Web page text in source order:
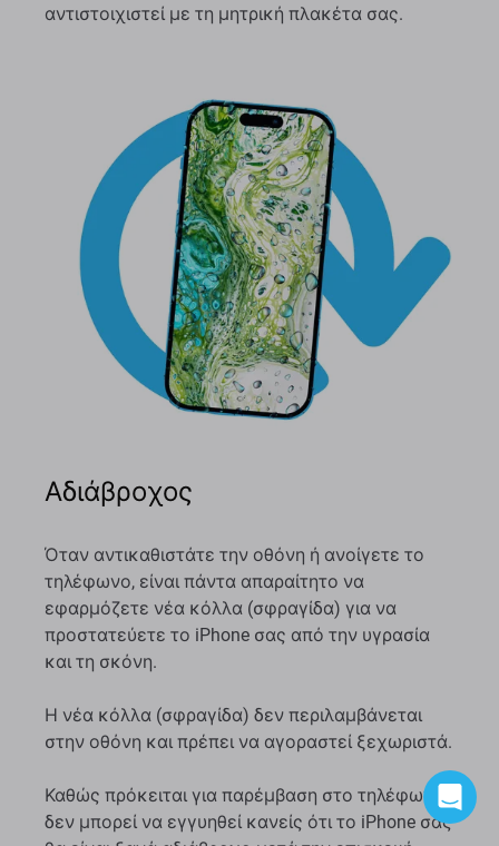
αντιστοιχιστεί με τη μητρική πλακέτα σας.
Αδιάβροχος
Όταν αντικαθιστάτε την οθόνη ή ανοίγετε το
τηλέφωνο, είναι πάντα απαραίτητο να
εφαρμόζετε νέα κόλλα (σφραγίδα) για να
προστατεύετε το iPhone σας από την υγρασία
και τη σκόνη.
Η νέα κόλλα (σφραγίδα) δεν περιλαμβάνεται
στην οθόνη και πρέπει να αγοραστεί ξεχωριστά.
Καθώς πρόκειται για παρέμβαση στο τηλέφωνο,
δεν μπορεί να εγγυηθεί κανείς ότι το iPhone σας